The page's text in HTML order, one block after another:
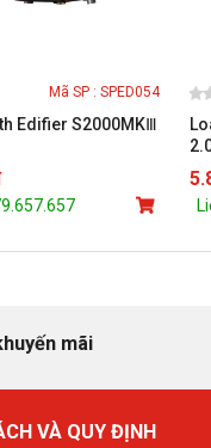
Mã SP : SPED054
Edifier S2000MKⅢ
mãi
VÀ QUY ĐỊNH